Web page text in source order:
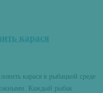
карася
карася в рыбацкой среде
Каждый рыбак